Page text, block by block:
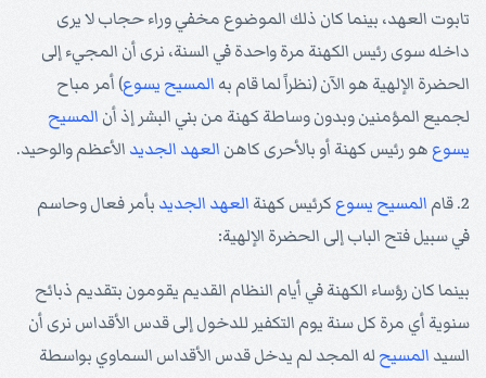
تابوت العهد، بينما كان ذلك الموضوع مخفي وراء حجاب لا يرى
داخله سوى رئيس الكهنة مرة واحدة في السنة، نرى أن المجيء إلى
الحضرة الإلهية هو الآن (نظراً لما قام به المسيح يسوع) أمر مباح
لجميع المؤمنين وبدون وساطة كهنة من بني البشر إذ أن المسيح
يسوع هو رئيس كهنة أو بالأحرى كاهن العهد الجديد الأعظم والوحيد.
2. قام المسيح يسوع كرئيس كهنة العهد الجديد بأمر فعال وحاسم
في سبيل فتح الباب إلى الحضرة الإلهية:
بينما كان رؤساء الكهنة في أيام النظام القديم يقومون بتقديم ذبائح
سنوية أي مرة كل سنة يوم التكفير للدخول إلى قدس الأقداس نرى أن
السيد المسيح له المجد لم يدخل قدس الأقداس السماوي بواسطة